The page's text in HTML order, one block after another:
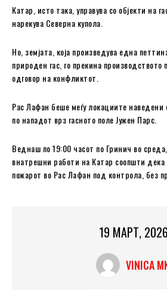
Катар, исто така, управува со објекти на
нарекува Северна купола.
Но, земјата, која произведува една
природен гас, го прекина производството
одговор на конфликтот.
Рас Лафан беше меѓу локациите
по нападот врз гасното поле Јужен Парс.
Веднаш по 19:00 часот по Гринич во
внатрешни работи на Катар соопшти дека
пожарот во Рас Лафан под контрола, без
19 МАРТ, 2026
VINICA